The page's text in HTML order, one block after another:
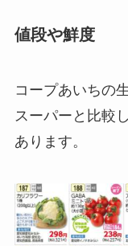
値段や鮮度
コープあいちの
スーパーと比較
あります。